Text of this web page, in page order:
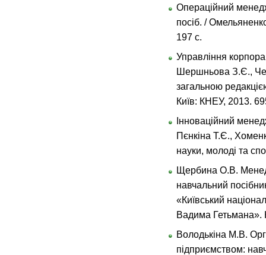
Операційний
посіб. /
197 с.
Управління
Шершньова З.Є.,
загальною
Київ: КНЕУ, 2013.
Інноваційний
Пєнкіна Т.Є.,
науки, молоді та
Щербина О.В.
навчальний
«Київський
Вадима Гетьмана».
Володькіна М.В.
підприємством: